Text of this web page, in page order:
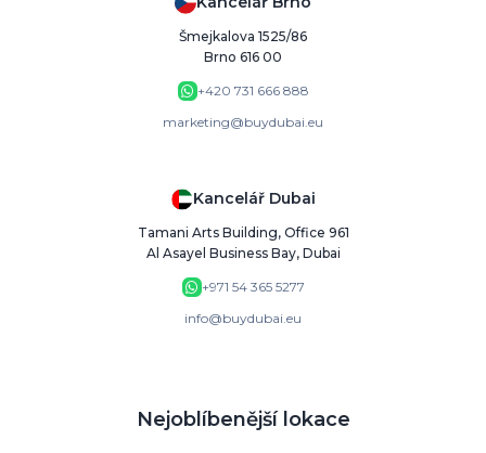
Šmejkalova 1525/86
Brno 616 00
+420 731 666 888
marketing@buydubai.eu
Kancelář Dubai
Tamani Arts Building, Office 961
Al Asayel Business Bay, Dubai
+971 54 365 5277
info@buydubai.eu
Nejoblíbenější lokace